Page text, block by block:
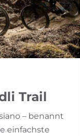
Trail
– benannt
einfachste